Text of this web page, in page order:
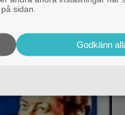
sidan.
Godkänn